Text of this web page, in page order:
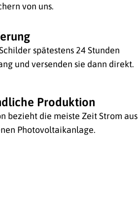
von uns.
spätestens 24 Stunden
und versenden sie dann direkt.
Produktion
bezieht die meiste Zeit Strom aus
Photovoltaikanlage.